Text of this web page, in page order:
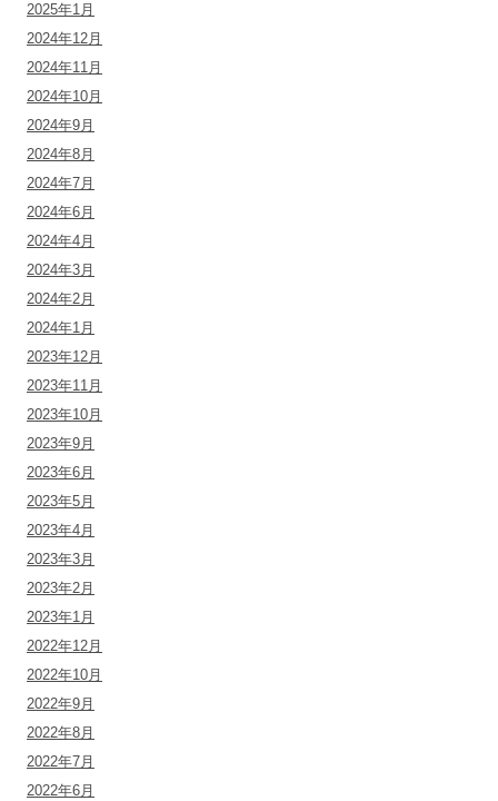
2025年1月
2024年12月
2024年11月
2024年10月
2024年9月
2024年8月
2024年7月
2024年6月
2024年4月
2024年3月
2024年2月
2024年1月
2023年12月
2023年11月
2023年10月
2023年9月
2023年6月
2023年5月
2023年4月
2023年3月
2023年2月
2023年1月
2022年12月
2022年10月
2022年9月
2022年8月
2022年7月
2022年6月